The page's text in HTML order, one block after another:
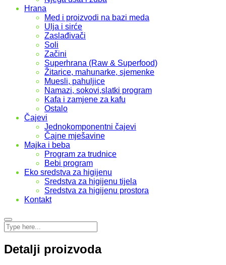
Hrana
Med i proizvodi na bazi meda
Ulja i sirće
Zaslađivači
Soli
Začini
Superhrana (Raw & Superfood)
Žitarice, mahunarke, sjemenke
Muesli, pahuljice
Namazi, sokovi,slatki program
Kafa i zamjene za kafu
Ostalo
Čajevi
Jednokomponentni čajevi
Čajne mješavine
Majka i beba
Program za trudnice
Bebi program
Eko sredstva za higijenu
Sredstva za higijenu tijela
Sredstva za higijenu prostora
Kontakt
Detalji proizvoda